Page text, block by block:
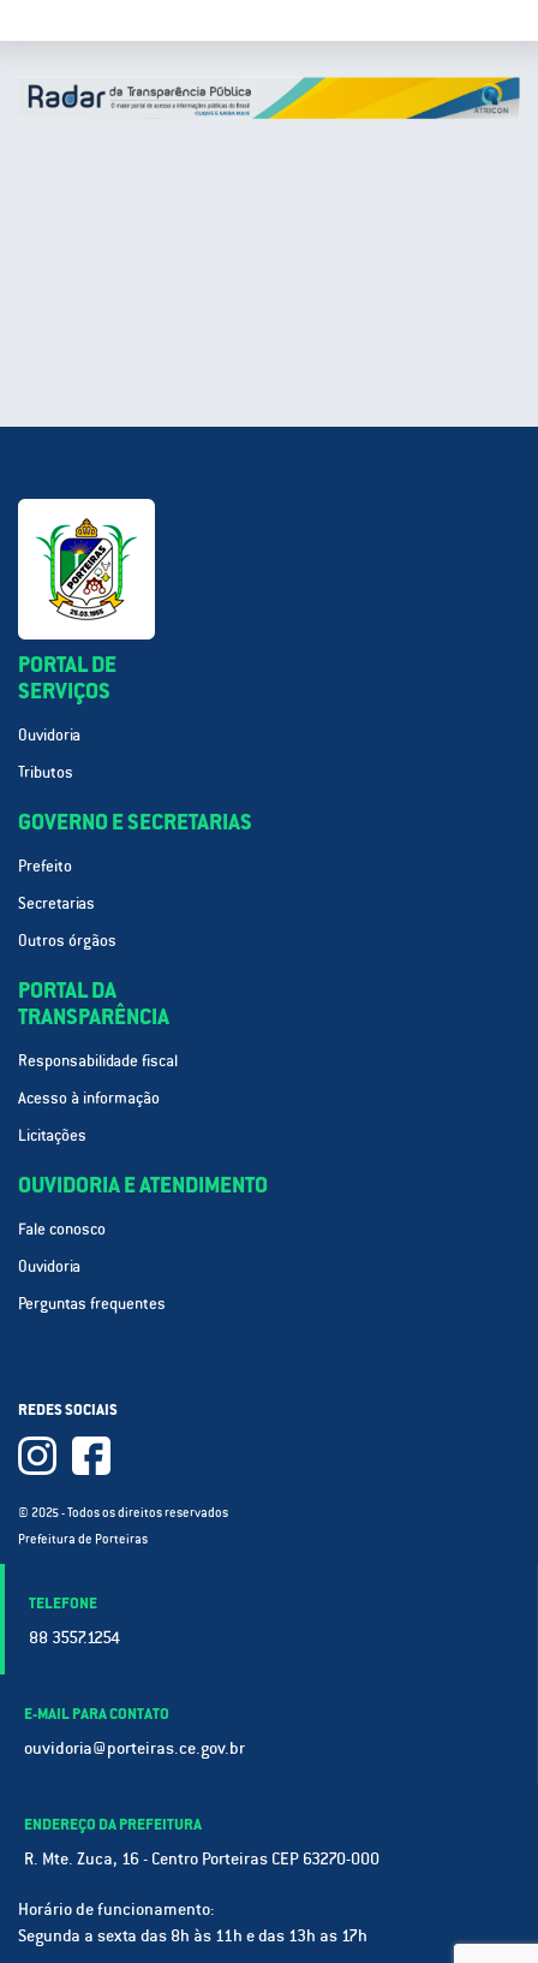
PORTAL DE
SERVIÇOS
Ouvidoria
Tributos
GOVERNO E SECRETARIAS
Prefeito
Secretarias
Outros órgãos
PORTAL DA
TRANSPARÊNCIA
Responsabilidade fiscal
Acesso à informação
Licitações
OUVIDORIA E ATENDIMENTO
Fale conosco
Ouvidoria
Perguntas frequentes
REDES SOCIAIS
© 2025 - Todos os direitos reservados
Prefeitura de Porteiras
TELEFONE
88 3557.1254
E-MAIL PARA CONTATO
ouvidoria@porteiras.ce.gov.br
ENDEREÇO DA PREFEITURA
R. Mte. Zuca, 16 - Centro Porteiras CEP 63270-000
Horário de funcionamento:
Segunda a sexta das 8h às 11h e das 13h as 17h